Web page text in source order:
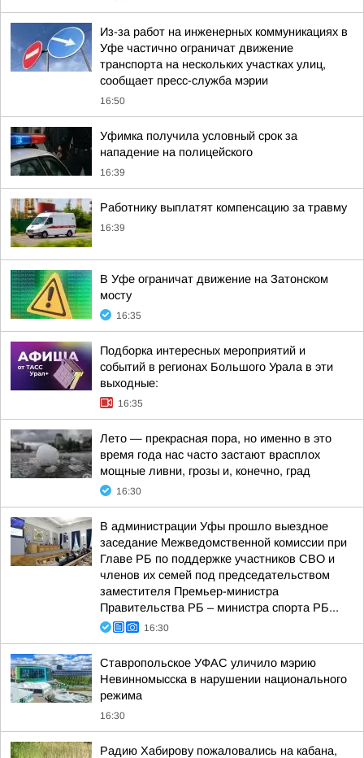
Из-за работ на инженерных коммуникациях в
Уфе частично ограничат движение
транспорта на нескольких участках улиц,
сообщает пресс-служба мэрии
16:50
Уфимка получила условный срок за
нападение на полицейского
16:39
Работнику выплатят компенсацию за травму
16:39
В Уфе ограничат движение на Затонском
мосту
16:35
Подборка интересных мероприятий и
событий в регионах Большого Урала в эти
выходные:
16:35
Лето — прекрасная пора, но именно в это
время года нас часто застают врасплох
мощные ливни, грозы и, конечно, град
16:30
В администрации Уфы прошло выездное
заседание Межведомственной комиссии при
Главе РБ по поддержке участников СВО и
членов их семей под председательством
заместителя Премьер-министра
Правительства РБ – министра спорта РБ...
16:30
Ставропольское УФАС уличило мэрию
Невинномысска в нарушении национального
режима
16:30
Радию Хабирову пожаловались на кабана,